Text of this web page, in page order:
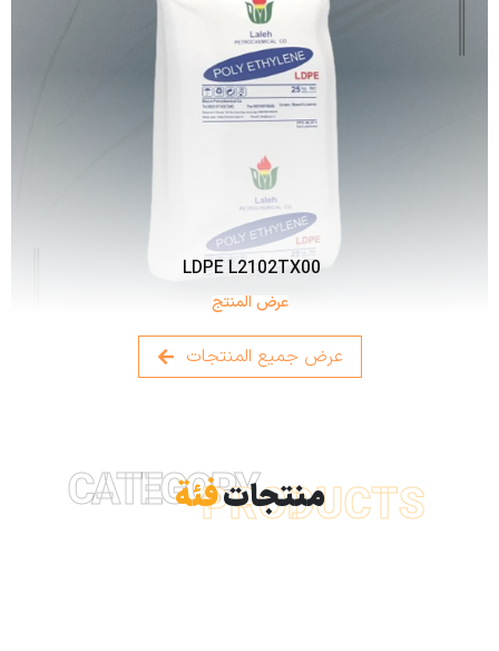
LDPE L2102TX00
عرض المنتج
عرض جميع المنتجات
CATEGORYمنتجاتفئةPRODUCTS